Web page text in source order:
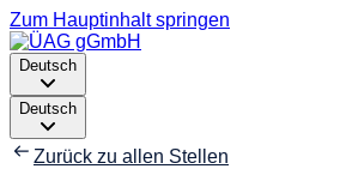
Zum Hauptinhalt springen
Deutsch
Deutsch
Zurück zu allen Stellen